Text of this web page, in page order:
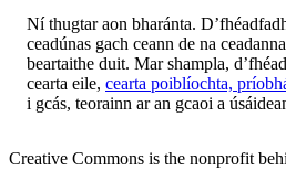
Ní thugtar aon bharánta.
ceadúnas gach ceann de na
beartaithe duit. Mar shampla,
cearta eile, cearta poiblíochta,
i gcás, teorainn ar an gcaoi a
Creative Commons is the nonprofit